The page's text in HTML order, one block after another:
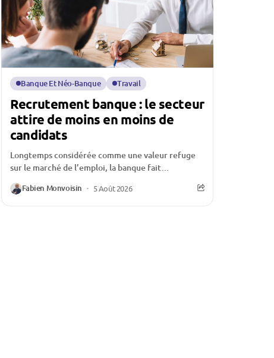
Banque Et Néo-Banque Travail
Recrutement banque : le secteur
attire de moins en moins de
candidats
Longtemps considérée comme une valeur refuge
sur le marché de l’emploi, la banque fait
aujourd’hui face à une crise d’attractivité qui
inquiète l’ensemble...
Fabien Monvoisin 5 Août 2026